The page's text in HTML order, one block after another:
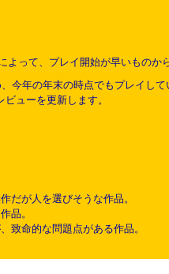
って、プレイ開始が早いものか
年の年末の時点でもプレイし
ューを更新します。
が人を選びそうな作品。
品。
命的な問題点がある作品。